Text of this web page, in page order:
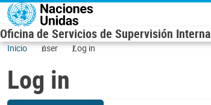
Skip to main content
Oficina de Servicios de Supervisión Interna
Inicio user Log in
Log in